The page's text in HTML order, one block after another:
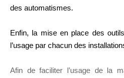
des automatismes.
Enfin, la mise en place des
l’usage par chacun des
Afin de faciliter l’usage de la